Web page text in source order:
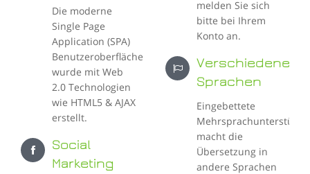
Die moderne
Single Page
Application (SPA)
Benutzeroberfläche
wurde mit Web
2.0 Technologien
wie HTML5 & AJAX
erstellt.
Social
Marketing
melden Sie sich
bitte bei Ihrem
Konto an.
Verschiedene
Sprachen
Eingebettete
macht die
Übersetzung in
andere Sprachen